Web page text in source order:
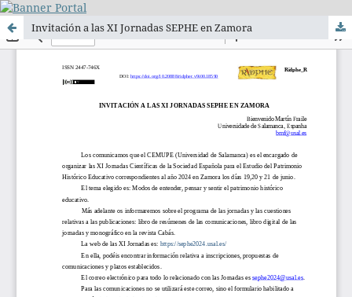
Invitación a las XI Jornadas SEPHE en Zamora